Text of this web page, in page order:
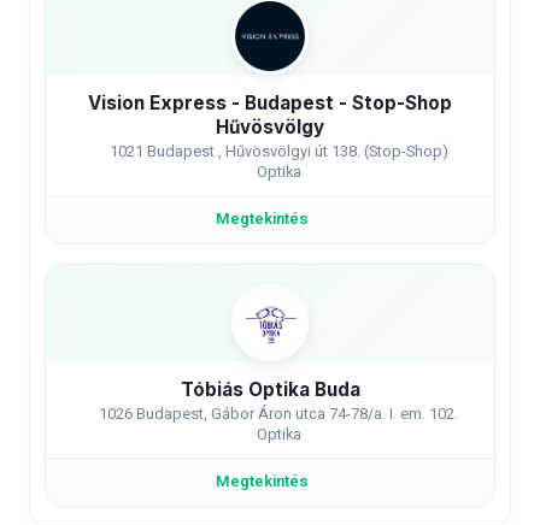
Vision Express - Budapest - Stop-Shop
Hűvösvölgy
1021 Budapest , Hűvösvölgyi út 138. (Stop-Shop)
Optika
Megtekintés
Tóbiás Optika Buda
1026 Budapest, Gábor Áron utca 74-78/a. I. em. 102.
Optika
Megtekintés